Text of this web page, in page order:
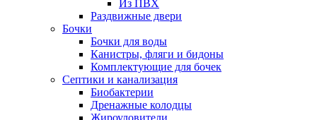
Из ПВХ
Раздвижные двери
Бочки
Бочки для воды
Канистры, фляги и бидоны
Комплектующие для бочек
Септики и канализация
Биобактерии
Дренажные колодцы
Жироуловители